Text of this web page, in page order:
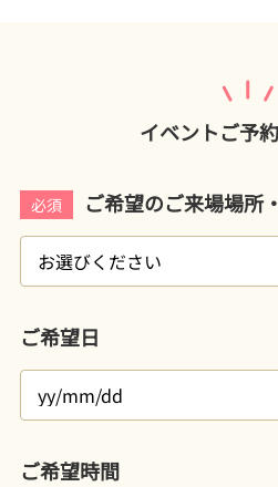
イベントご予
必須 ご希望のご来場場所
ご希望日
ご希望時間